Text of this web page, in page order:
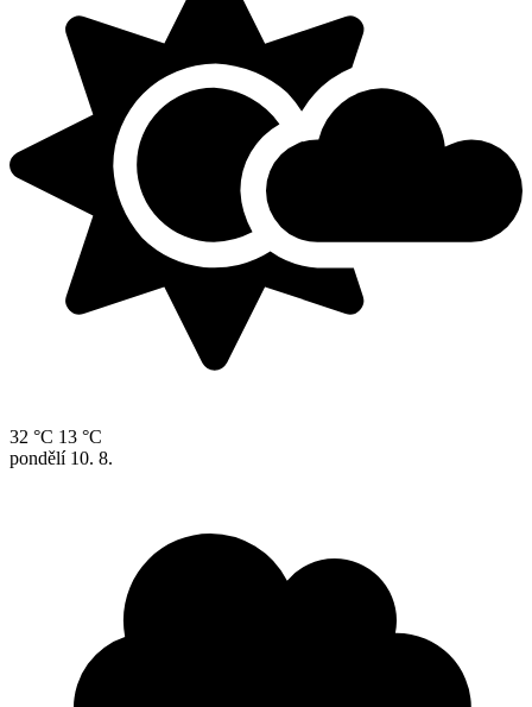
32 °C 13 °C
pondělí 10. 8.